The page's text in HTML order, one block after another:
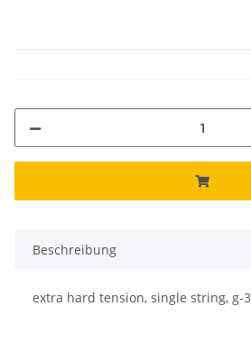
Beschreibung
extra hard tension, single string, g-3